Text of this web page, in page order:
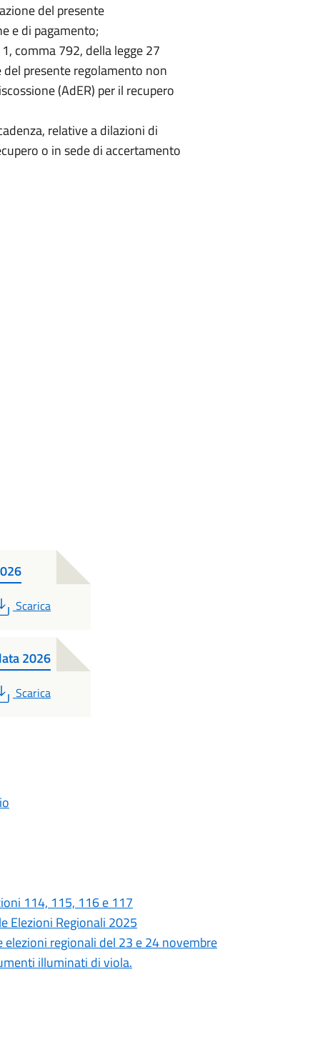
del presente
e di pagamento;
comma 792, della legge 27
presente regolamento non
(AdER) per il recupero
relative a dilazioni di
o in sede di accertamento
PDF
Scarica
2026
PDF
Scarica
114, 115, 116 e 117
Elezioni Regionali 2025
regionali del 23 e 24 novembre
illuminati di viola.